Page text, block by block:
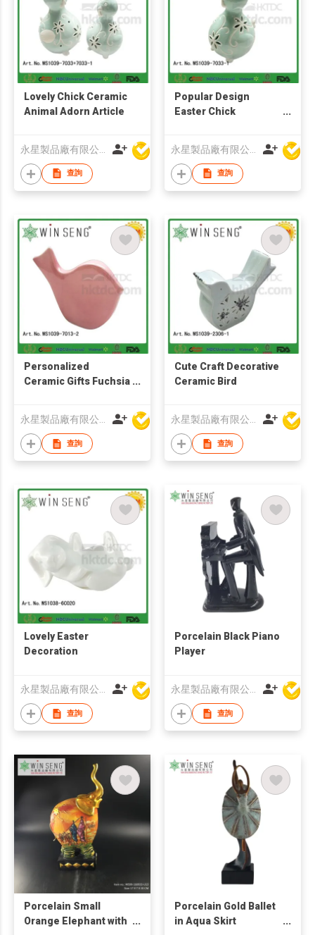
Lovely Chick Ceramic
Animal Adorn Article
查詢
Popular Design
Easter Chick
查詢
Personalized
Ceramic Gifts Fuchsia
查詢
Cute Craft Decorative
Ceramic Bird
查詢
Lovely Easter
Decoration
永星製品廠有限公司
查詢
Porcelain Black Piano
Player
永星製品廠有限公司
查詢
Porcelain Small
Orange Elephant with
Porcelain Gold Ballet
in Aqua Skirt